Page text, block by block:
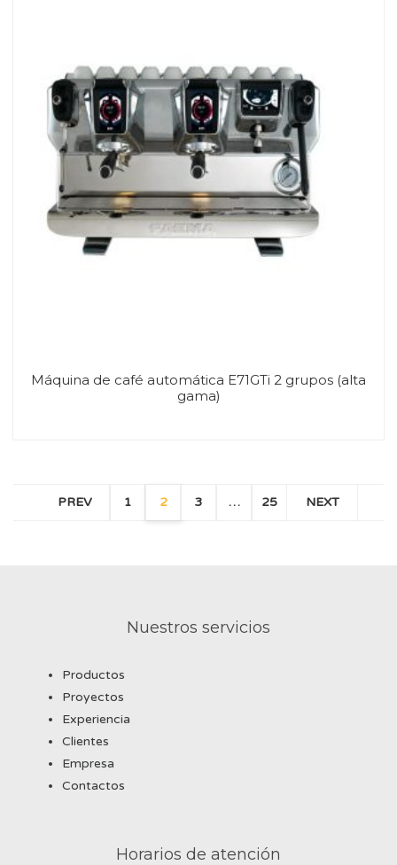
Máquina de café automática E71GTi 2 grupos (alta
gama)
PREV 1 2 3 … 25 NEXT
Nuestros servicios
Productos
Proyectos
Experiencia
Clientes
Empresa
Contactos
Horarios de atención